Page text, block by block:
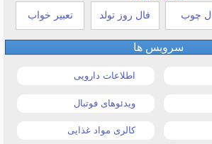
چوب فال روز تولد تعبیر خواب
سرویس ها
اطلاعات دارویی
ویدئوهای فوتبال
کالری مواد غذایی